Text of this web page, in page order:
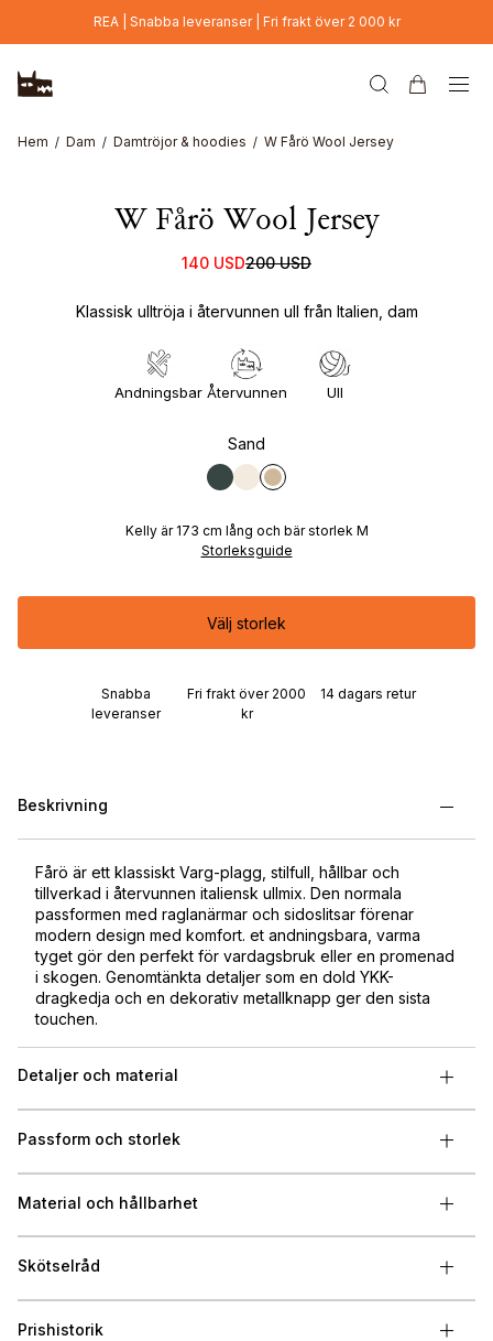
Hoppa till huvudinnehållREA | Snabba leveranser | Fri frakt över 2 000 kr
Hem Dam Damtröjor & hoodies W Fårö Wool Jersey
W Fårö Wool Jersey
140 USD200 USD
Klassisk ulltröja i återvunnen ull från Italien, dam
Andningsbar Återvunnen Ull
Sand
Kelly är 173 cm lång och bär storlek M
Storleksguide
Välj storlek
Snabba
leveranser
Fri frakt över 2000
kr
14 dagars retur
Beskrivning
Fårö är ett klassiskt Varg-plagg, stilfull, hållbar och
tillverkad i återvunnen italiensk ullmix. Den normala
passformen med raglanärmar och sidoslitsar förenar
modern design med komfort. et andningsbara, varma
tyget gör den perfekt för vardagsbruk eller en promenad
i skogen. Genomtänkta detaljer som en dold YKK-
dragkedja och en dekorativ metallknapp ger den sista
touchen.
Detaljer och material
Passform och storlek
Material och hållbarhet
Skötselråd
Prishistorik